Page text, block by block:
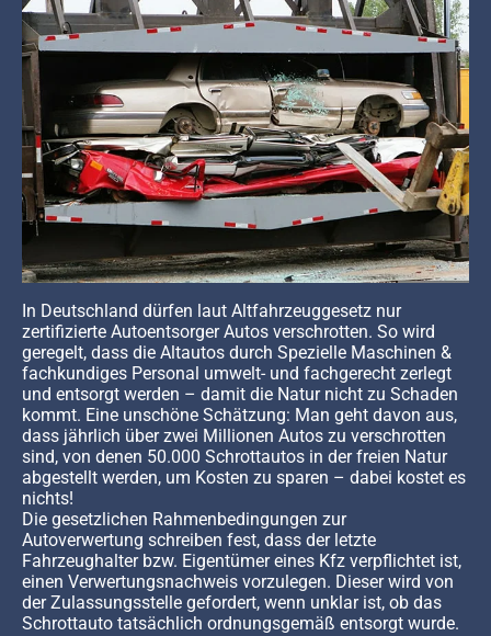
In Deutschland dürfen laut Altfahrzeuggesetz nur
zertifizierte Autoentsorger Autos verschrotten. So wird
geregelt, dass die Altautos durch Spezielle Maschinen &
fachkundiges Personal umwelt- und fachgerecht zerlegt
und entsorgt werden – damit die Natur nicht zu Schaden
kommt. Eine unschöne Schätzung: Man geht davon aus,
dass jährlich über zwei Millionen Autos zu verschrotten
sind, von denen 50.000 Schrottautos in der freien Natur
abgestellt werden, um Kosten zu sparen – dabei kostet es
nichts!
Die gesetzlichen Rahmenbedingungen zur
Autoverwertung schreiben fest, dass der letzte
Fahrzeughalter bzw. Eigentümer eines Kfz verpflichtet ist,
einen Verwertungsnachweis vorzulegen. Dieser wird von
der Zulassungsstelle gefordert, wenn unklar ist, ob das
Schrottauto tatsächlich ordnungsgemäß entsorgt wurde.